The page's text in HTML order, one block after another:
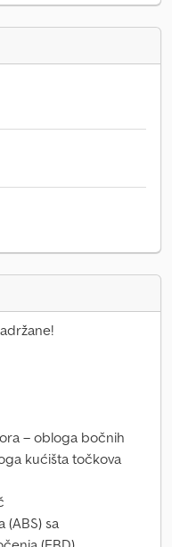
– obloga bočnih
kućišta točkova
sa